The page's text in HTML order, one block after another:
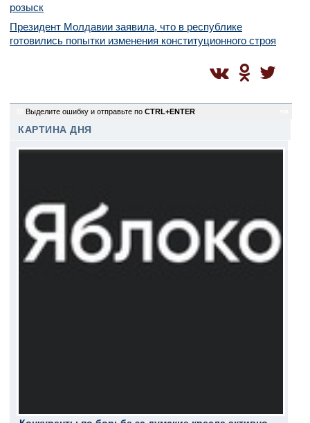
розыск
Президент Молдавии заявила, что в республике
готовились попытки изменения конституционного строя
Выделите ошибку и отправьте по CTRL+ENTER
КАРТИНА ДНЯ